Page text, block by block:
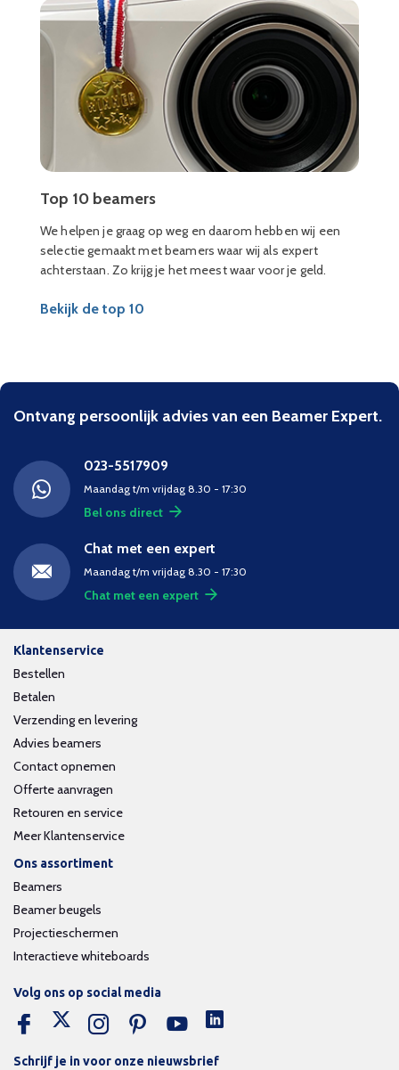
Top 10 beamers
We helpen je graag op weg en daarom hebben wij een
selectie gemaakt met beamers waar wij als expert
achterstaan. Zo krijg je het meest waar voor je geld.
Bekijk de top 10
Ontvang persoonlijk advies van een Beamer Expert.
023-5517909
Maandag t/m vrijdag 8.30 - 17:30
Bel ons direct
Chat met een expert
Maandag t/m vrijdag 8.30 - 17:30
Chat met een expert
Klantenservice
Bestellen
Betalen
Verzending en levering
Advies beamers
Contact opnemen
Offerte aanvragen
Retouren en service
Meer Klantenservice
Ons assortiment
Beamers
Beamer beugels
Projectieschermen
Interactieve whiteboards
Schrijf je in voor onze nieuwsbrief
Volg ons op social media